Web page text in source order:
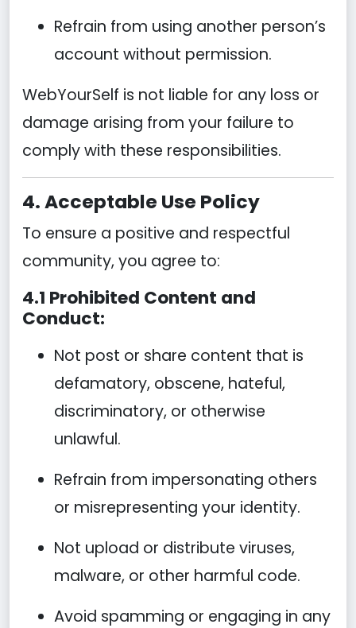
Refrain from using another person’s
account without permission.
WebYourSelf is not liable for any loss or
damage arising from your failure to
comply with these responsibilities.
4. Acceptable Use Policy
To ensure a positive and respectful
community, you agree to:
4.1 Prohibited Content and
Conduct:
Not post or share content that is
defamatory, obscene, hateful,
discriminatory, or otherwise
unlawful.
Refrain from impersonating others
or misrepresenting your identity.
Not upload or distribute viruses,
malware, or other harmful code.
Avoid spamming or engaging in any